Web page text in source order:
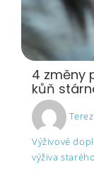
4 změny
kůň
Výživové
výživa